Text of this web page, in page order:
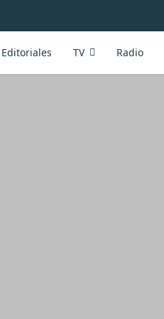
Editoriales TV Radio